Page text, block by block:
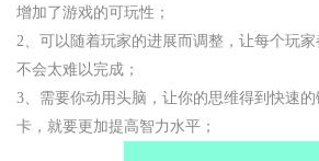
增加了游戏的可玩性；
2、可以随着玩家的进展而调整，让每个玩
不会太难以完成；
3、需要你动用头脑，让你的思维得到快速
卡，就要更加提高智力水平；